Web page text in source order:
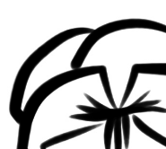
contenu